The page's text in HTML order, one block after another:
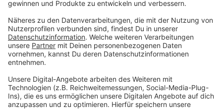
Strafanzeige wegen Beleidigung, eine Anzeige wegen
eines Verstoßes gegen das Jugendschutzgesetz
sowie fünf sonstige Ordnungswidrigkeitenanzeigen.
Zudem wurden an beiden Tagen zahlreiche
Platzverweise ausgesprochen, eine Person wurde
durch die Bundespolizei in Gewahrsam genommen. Bei
den Kontrollen der Parkanlagen und Umgebung
unterstützte zudem Odin, der Rauschgiftspürhund der
Kreispolizeibehörde. Er stellte sein feines Näschen